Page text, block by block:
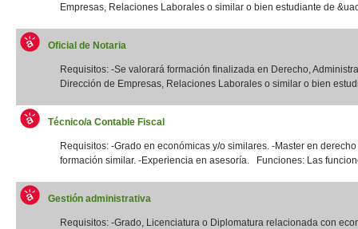
Empresas, Relaciones Laborales o similar o bien estudiante de
Oficial de Notaria
Requisitos: -Se valorará formación finalizada en Derecho,
Dirección de Empresas, Relaciones Laborales o similar o bien
Técnico/a Contable Fiscal
Requisitos: -Grado en económicas y/o similares. -Master en
formación similar. -Experiencia en asesoría. Funciones: Las
Gestión administrativa
Requisitos: -Grado, Licenciatura o Diplomatura relacionada con